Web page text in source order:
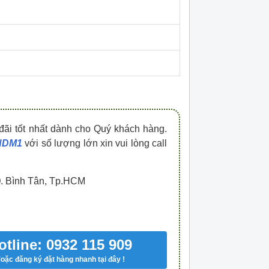
0909.067.950 Ms.Châu
tốt nhất dành cho Quý khách hàng.
với số lượng lớn xin vui lòng call
Bình Tân, Tp.HCM
0932 115 909
đăng ký đặt hàng nhanh tại đây !